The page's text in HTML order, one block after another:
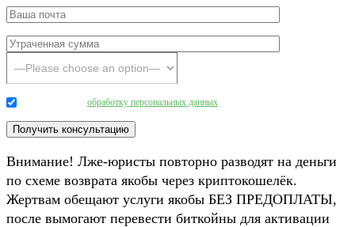
обработку персональных данных
Внимание! Лже-юристы повторно разводят на деньги
по схеме возврата якобы через криптокошелёк.
Жертвам обещают услуги якобы БЕЗ ПРЕДОПЛАТЫ,
после вымогают перевести биткойны для активации